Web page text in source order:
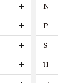
N
P
S
U